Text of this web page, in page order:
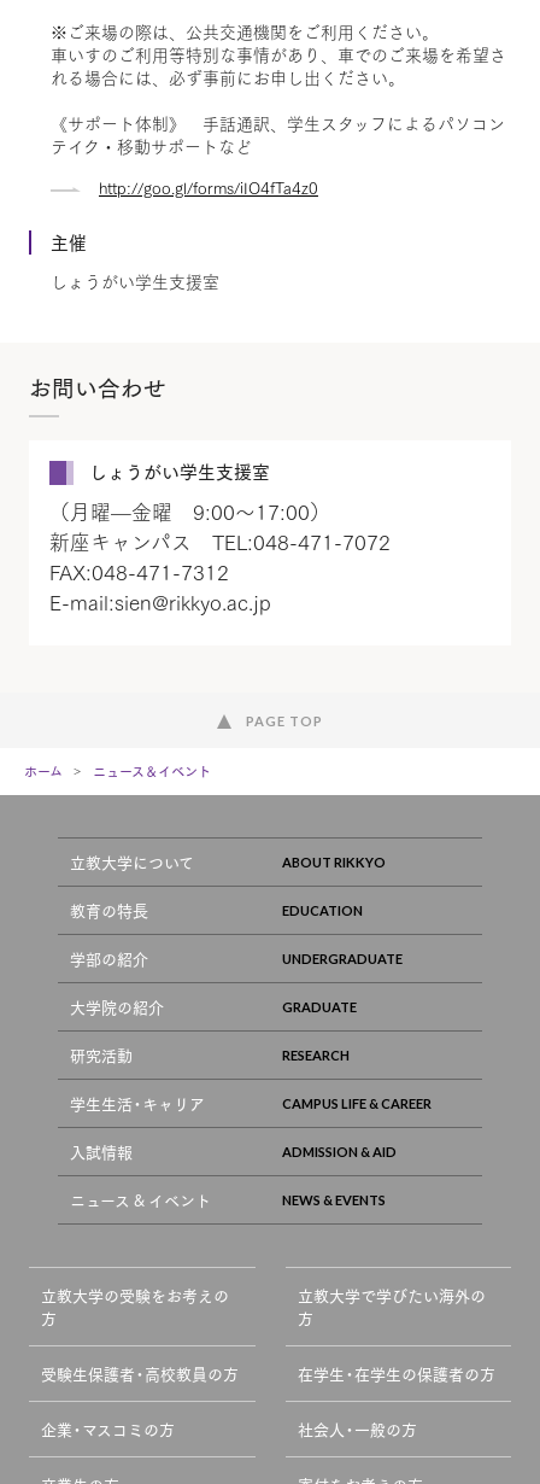
※ご来場の際は、公共交通機関をご利用ください。
車いすのご利用等特別な事情があり、車でのご来場を希望さ
れる場合には、必ず事前にお申し出ください。
《サポート体制》 手話通訳、学生スタッフによるパソコン
テイク・移動サポートなど
http://goo.gl/forms/iIO4fTa4z0
主催
しょうがい学生支援室
お問い合わせ
しょうがい学生支援室
（月曜—金曜 9:00～17:00）
新座キャンパス TEL:048-471-7072
FAX:048-471-7312
E-mail:sien@rikkyo.ac.jp
PAGE TOP
ホーム ニュース＆イベント
立教大学について
教育の特長
学部の紹介
大学院の紹介
研究活動
学生生活・キャリア
入試情報
ニュース & イベント
立教大学の受験をお考えの
方
立教大学で学びたい海外の
方
受験生保護者・高校教員の方 在学生・在学生の保護者の方
企業・マスコミの方 社会人・一般の方